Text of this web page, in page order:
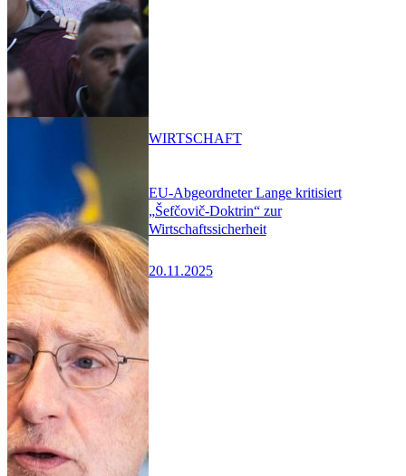
EU-Abgeordneter Lange kritisiert
„Šefčovič-Doktrin“ zur
Wirtschaftssicherheit
20.11.2025
WIRTSCHAFT